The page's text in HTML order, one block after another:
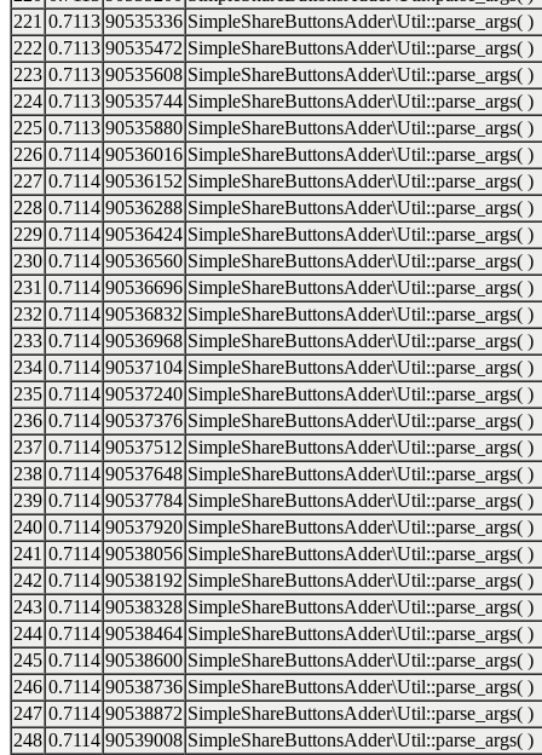
221 0.7113 90535336 SimpleShareButtonsAdder\Util::parse_args( )
222 0.7113 90535472 SimpleShareButtonsAdder\Util::parse_args( )
223 0.7113 90535608 SimpleShareButtonsAdder\Util::parse_args( )
224 0.7113 90535744 SimpleShareButtonsAdder\Util::parse_args( )
225 0.7113 90535880 SimpleShareButtonsAdder\Util::parse_args( )
226 0.7114 90536016 SimpleShareButtonsAdder\Util::parse_args( )
227 0.7114 90536152 SimpleShareButtonsAdder\Util::parse_args( )
228 0.7114 90536288 SimpleShareButtonsAdder\Util::parse_args( )
229 0.7114 90536424 SimpleShareButtonsAdder\Util::parse_args( )
230 0.7114 90536560 SimpleShareButtonsAdder\Util::parse_args( )
231 0.7114 90536696 SimpleShareButtonsAdder\Util::parse_args( )
232 0.7114 90536832 SimpleShareButtonsAdder\Util::parse_args( )
233 0.7114 90536968 SimpleShareButtonsAdder\Util::parse_args( )
234 0.7114 90537104 SimpleShareButtonsAdder\Util::parse_args( )
235 0.7114 90537240 SimpleShareButtonsAdder\Util::parse_args( )
236 0.7114 90537376 SimpleShareButtonsAdder\Util::parse_args( )
237 0.7114 90537512 SimpleShareButtonsAdder\Util::parse_args( )
238 0.7114 90537648 SimpleShareButtonsAdder\Util::parse_args( )
239 0.7114 90537784 SimpleShareButtonsAdder\Util::parse_args( )
240 0.7114 90537920 SimpleShareButtonsAdder\Util::parse_args( )
241 0.7114 90538056 SimpleShareButtonsAdder\Util::parse_args( )
242 0.7114 90538192 SimpleShareButtonsAdder\Util::parse_args( )
243 0.7114 90538328 SimpleShareButtonsAdder\Util::parse_args( )
244 0.7114 90538464 SimpleShareButtonsAdder\Util::parse_args( )
245 0.7114 90538600 SimpleShareButtonsAdder\Util::parse_args( )
246 0.7114 90538736 SimpleShareButtonsAdder\Util::parse_args( )
247 0.7114 90538872 SimpleShareButtonsAdder\Util::parse_args( )
248 0.7114 90539008 SimpleShareButtonsAdder\Util::parse_args( )